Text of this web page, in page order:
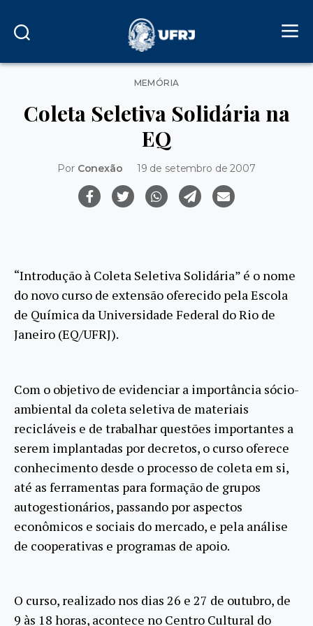
Categorias
MEMÓRIA
Coleta Seletiva Solidária na
EQ
Por Conexão 19 de setembro de 2007
“Introdução à Coleta Seletiva Solidária” é o nome
do novo curso de extensão oferecido pela Escola
de Química da Universidade Federal do Rio de
Janeiro (EQ/UFRJ).
Com o objetivo de evidenciar a importância sócio-
ambiental da coleta seletiva de materiais
recicláveis e de trabalhar questões importantes a
serem implantadas por decretos, o curso oferece
conhecimento desde o processo de coleta em si,
até as ferramentas para formação de grupos
autogestionários, passando por aspectos
econômicos e sociais do mercado, e pela análise
de cooperativas e programas de apoio.
O curso, realizado nos dias 26 e 27 de outubro, de
9 às 18 horas, acontece no Centro Cultural do